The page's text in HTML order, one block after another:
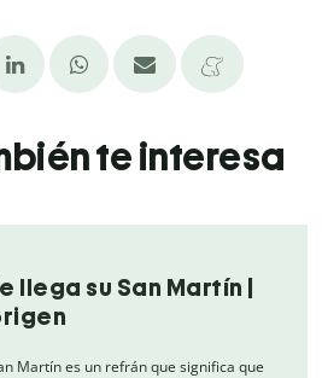
te interesa
llega su San Martín |
Martín es un refrán que significa que